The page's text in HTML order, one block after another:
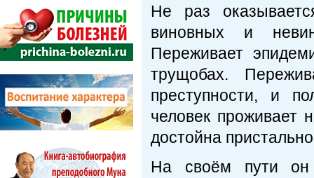
Не раз
виновных и
Переживает
трущобах.
преступности, и
человек проживает
достойна
На своём пути он